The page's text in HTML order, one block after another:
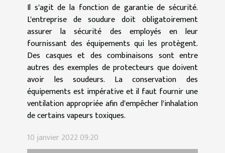
Il s'agit de la fonction de garantie de sécurité.
L'entreprise de soudure doit obligatoirement
assurer la sécurité des employés en leur
fournissant des équipements qui les protègent.
Des casques et des combinaisons sont entre
autres des exemples de protecteurs que doivent
avoir les soudeurs. La conservation des
équipements est impérative et il faut fournir une
ventilation appropriée afin d'empêcher l'inhalation
de certains vapeurs toxiques.
10 janvier 2022 09:20